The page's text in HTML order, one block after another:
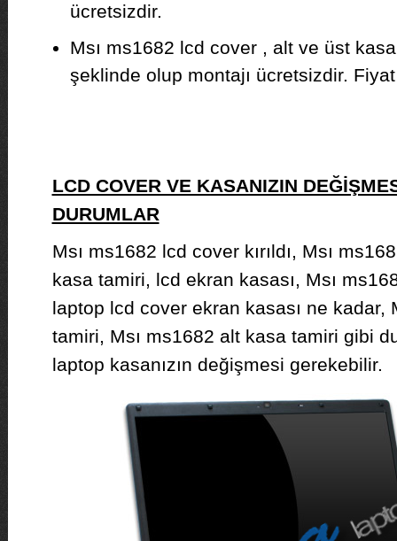
ücretsizdir.
Msı ms1682 lcd cover , alt ve üst kasa
şeklinde olup montajı ücretsizdir.
LCD COVER VE KASANIZIN
DURUMLAR
Msı ms1682 lcd cover kırıldı, Msı
kasa tamiri, lcd ekran kasası, Msı
laptop lcd cover ekran kasası ne kadar,
tamiri, Msı ms1682 alt kasa tamiri gibi
laptop kasanızın değişmesi gerekebilir.